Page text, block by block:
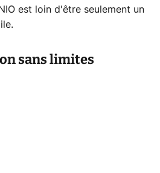
est loin d'être seulement un
sans limites